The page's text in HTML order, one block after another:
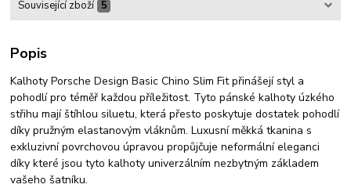
Související zboží 5
Popis
Kalhoty Porsche Design Basic Chino Slim Fit přinášejí styl a
pohodlí pro téměř každou příležitost. Tyto pánské kalhoty úzkého
střihu mají štíhlou siluetu, která přesto poskytuje dostatek pohodlí
díky pružným elastanovým vláknům. Luxusní měkká tkanina s
exkluzivní povrchovou úpravou propůjčuje neformální eleganci
díky které jsou tyto kalhoty univerzálním nezbytným základem
vašeho šatníku.